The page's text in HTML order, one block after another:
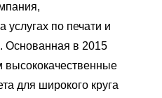
по печати и
Основанная в 2015
высококачественные
для широкого круга